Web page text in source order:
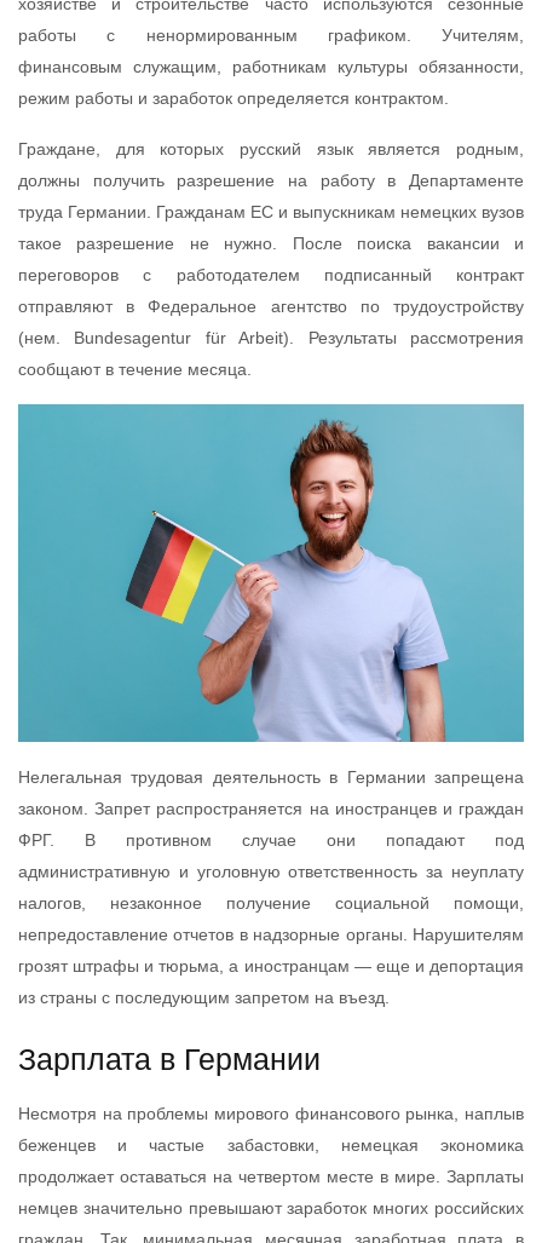
работы с ненормированным графиком. Учителям,
финансовым служащим, работникам культуры обязанности,
режим работы и заработок определяется контрактом.
Граждане, для которых русский язык является родным,
должны получить разрешение на работу в Департаменте
труда Германии. Гражданам ЕС и выпускникам немецких вузов
такое разрешение не нужно. После поиска вакансии и
переговоров с работодателем подписанный контракт
отправляют в Федеральное агентство по трудоустройству
(нем. Bundesagentur für Arbeit). Результаты рассмотрения
сообщают в течение месяца.
Нелегальная трудовая деятельность в Германии запрещена
законом. Запрет распространяется на иностранцев и граждан
ФРГ. В противном случае они попадают под
административную и уголовную ответственность за неуплату
налогов, незаконное получение социальной помощи,
непредоставление отчетов в надзорные органы. Нарушителям
грозят штрафы и тюрьма, а иностранцам — еще и депортация
из страны с последующим запретом на въезд.
Зарплата в Германии
Несмотря на проблемы мирового финансового рынка, наплыв
беженцев и частые забастовки, немецкая экономика
продолжает оставаться на четвертом месте в мире. Зарплаты
немцев значительно превышают заработок многих российских
граждан. Так, минимальная месячная заработная плата в